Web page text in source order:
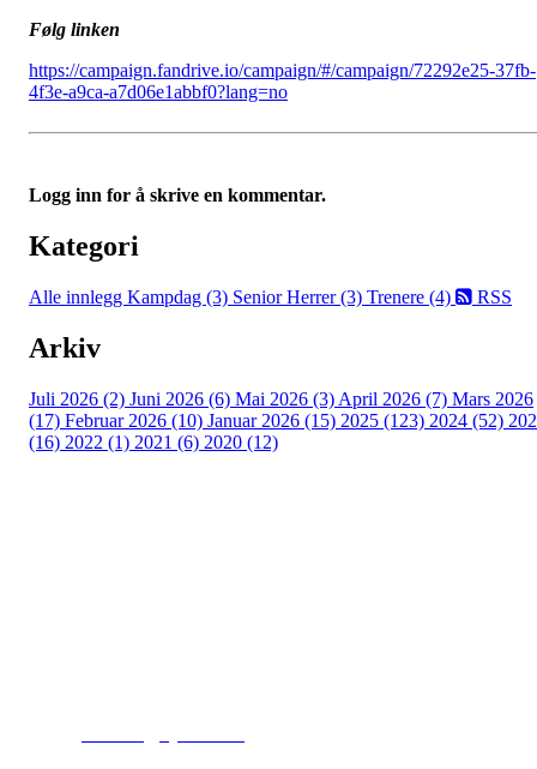
Følg linken
https://campaign.fandrive.io/campaign/#/campaign/72292e25-37fb-
4f3e-a9ca-a7d06e1abbf0?lang=no
Logg inn for å skrive en kommentar.
Kategori
Alle innlegg Kampdag (3) Senior Herrer (3) Trenere (4) RSS
Arkiv
Juli 2026 (2) Juni 2026 (6) Mai 2026 (3) April 2026 (7) Mars 2026
(17) Februar 2026 (10) Januar 2026 (15) 2025 (123) 2024 (52)
(16) 2022 (1) 2021 (6) 2020 (12)